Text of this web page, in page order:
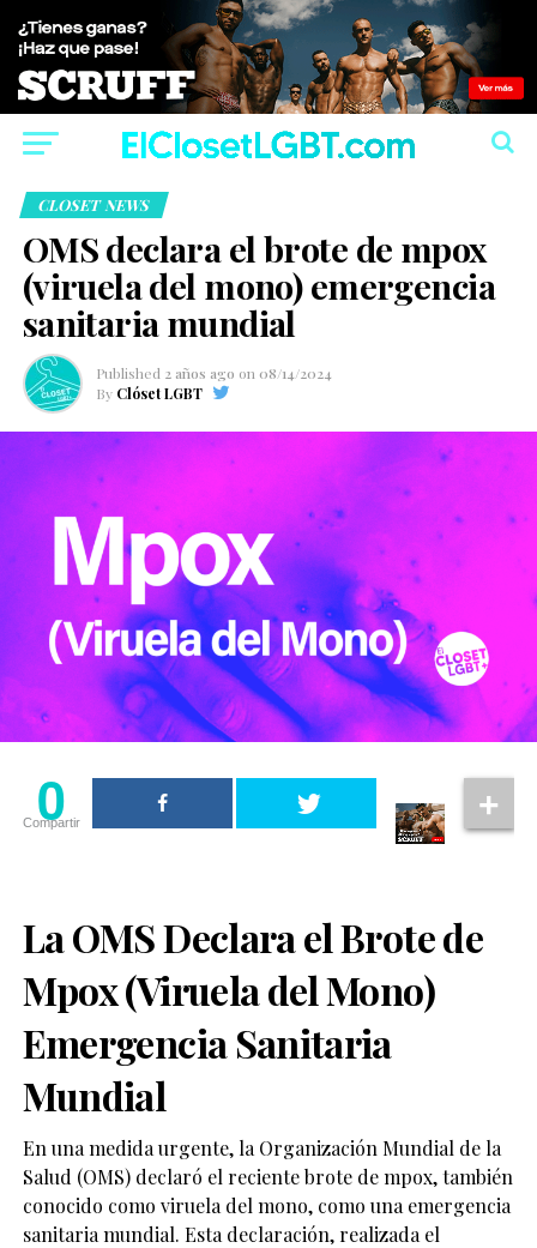
CLOSET NEWS
OMS declara el brote de mpox
(viruela del mono) emergencia
sanitaria mundial
Published 2 años ago on 08/14/2024
By Clóset LGBT
0
Compartir
La OMS Declara el Brote de
Mpox (Viruela del Mono)
Emergencia Sanitaria
Mundial
En una medida urgente, la Organización Mundial de la
Salud (OMS) declaró el reciente brote de mpox, también
conocido como viruela del mono, como una emergencia
sanitaria mundial. Esta declaración, realizada el